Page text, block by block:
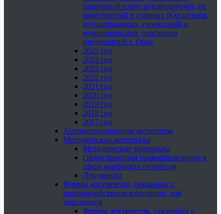
заработной плате руководителей, их
заместителей и главных бухгалтеров
муниципальных учреждений и
муниципальных унитарных
предприятий г. Орла
2025 год
2024 год
2023 год
2022 год
2021 год
2020 год
2019 год
2018 год
2017 год
Антикоррупционная экспертиза
Методические материалы
Методические материалы
Обзор практики правоприменения в
сфере конфликта интересов
Документы
Формы документов, связанных с
противодействием коррупции, для
заполнения
Формы документов, связанных с